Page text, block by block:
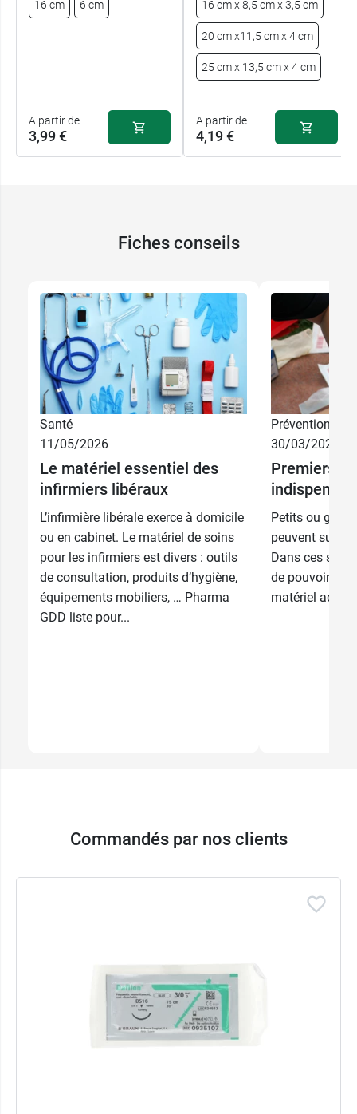
16 cm 6 cm
A partir de
3,99 €
16 cm 8,33 €
16,66 €
3,99 €
16 cm x 8,5 cm x 3,5 cm
20 cm x11,5 cm x 4 cm
25 cm x 13,5 cm x 4 cm
A partir de
4,19 €
20 cm x11,5
8,79 €
25 cm x 13,5
cm x 4 cm
Fiches conseils
Santé
11/05/2026
Le matériel essentiel des
infirmiers libéraux
L’infirmière libérale exerce à domicile
ou en cabinet. Le matériel de soins
pour les infirmiers est divers : outils
de consultation, produits d’hygiène,
équipements mobiliers, … Pharma
GDD liste pour...
Prévention
30/03/2026
Premiers
Petits ou gros
peuvent
Dans ces
de pouvoir
matériel
Commandés par nos clients